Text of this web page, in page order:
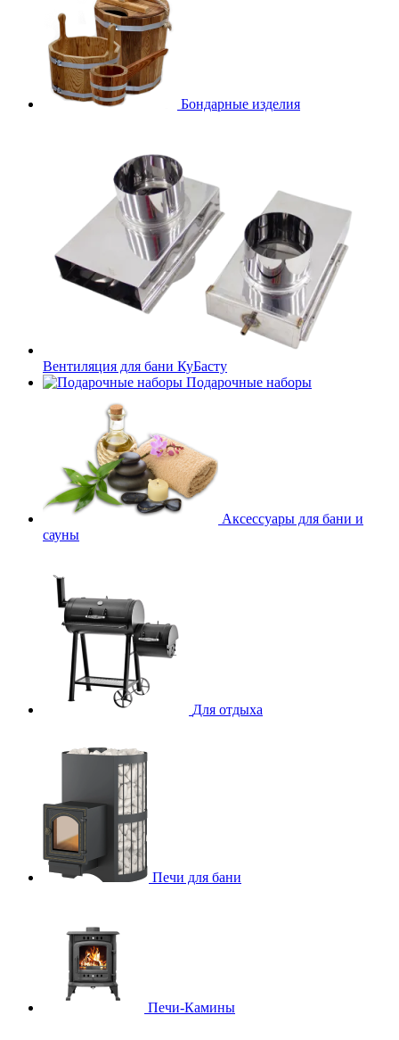
Бондарные изделия
Вентиляция для бани КуБасту
Подарочные наборы
Аксессуары для бани и
сауны
Для отдыха
Печи для бани
Печи-Камины